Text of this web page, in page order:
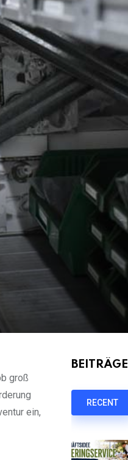
groß
ein,
BEITRÄGE
RECENT